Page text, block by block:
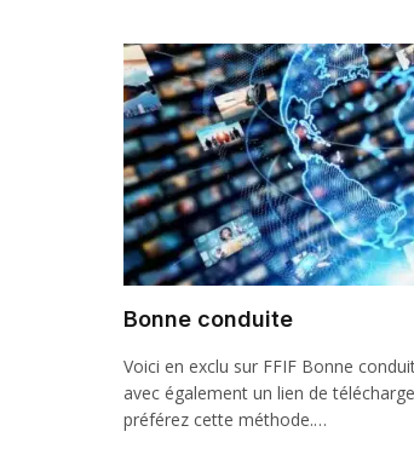
Bonne conduite
Voici en exclu sur FFIF Bonne
avec également un lien de
préférez cette méthode.…